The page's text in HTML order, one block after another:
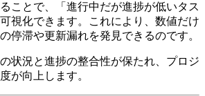
ことで、「進行中だが進捗が低いタス
視化できます。これにより、数値だけ
停滞や更新漏れを発見できるのです。
状況と進捗の整合性が保たれ、プロジ
が向上します。